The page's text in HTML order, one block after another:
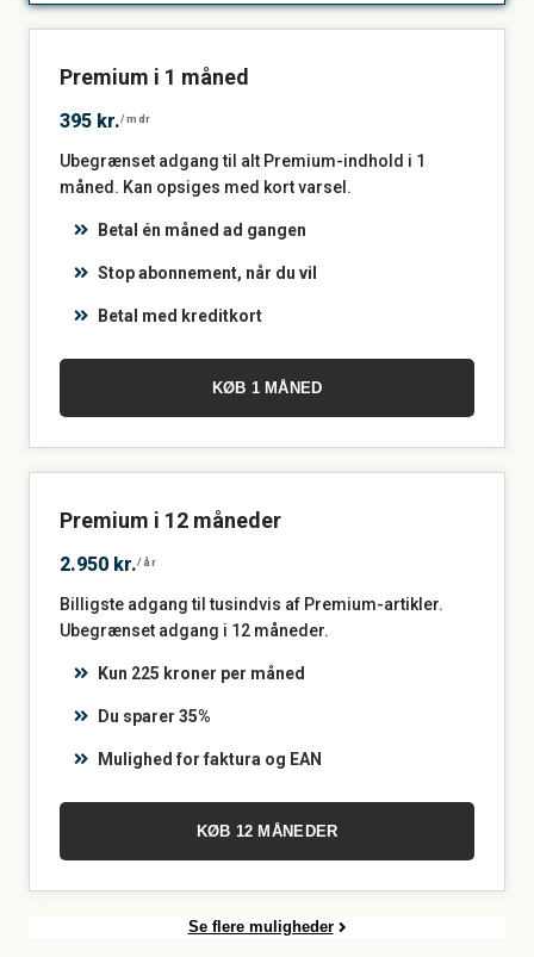
Premium i 1 måned
395 kr./mdr
Ubegrænset adgang til alt Premium-indhold i 1
måned. Kan opsiges med kort varsel.
Betal én måned ad gangen
Stop abonnement, når du vil
Betal med kreditkort
KØB 1 MÅNED
Premium i 12 måneder
2.950 kr./år
Billigste adgang til tusindvis af Premium-artikler.
Ubegrænset adgang i 12 måneder.
Kun 225 kroner per måned
Du sparer 35%
Mulighed for faktura og EAN
KØB 12 MÅNEDER
Se flere muligheder